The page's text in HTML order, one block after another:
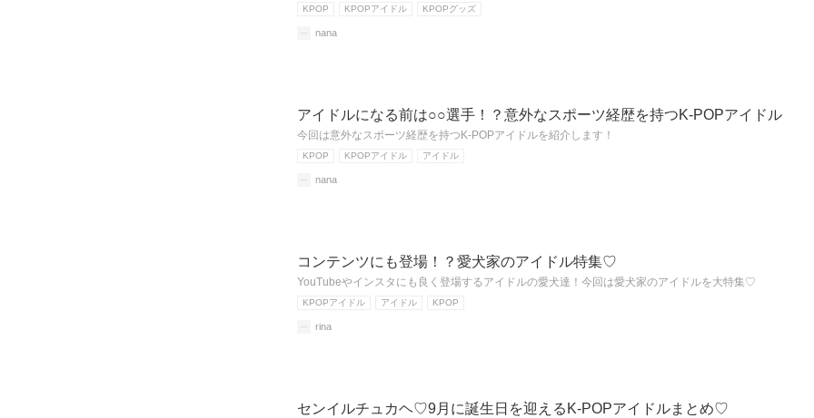
KPOP KPOPアイドル KPOPグッズ
nana
アイドルになる前は○○選手！？意外なスポーツ経歴を持つK-POPアイドル
今回は意外なスポーツ経歴を持つK-POPアイドルを紹介します！
KPOP KPOPアイドル アイドル
nana
コンテンツにも登場！？愛犬家のアイドル特集♡
YouTubeやインスタにも良く登場するアイドルの愛犬達！今回は愛犬家のアイドルを大特集♡
KPOPアイドル アイドル KPOP
rina
センイルチュカヘ♡9月に誕生日を迎えるK-POPアイドルまとめ♡